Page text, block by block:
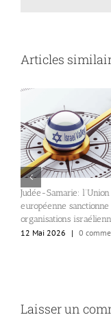
Articles
Judée-Samarie: l’Union
européenne sanctionne
organisations
12 Mai 2026
| 0
Laisser un